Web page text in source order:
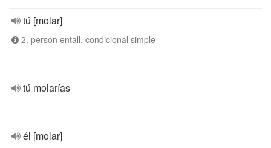
tú [molar]
2. person entall, condicional simple
tú molarías
él [molar]